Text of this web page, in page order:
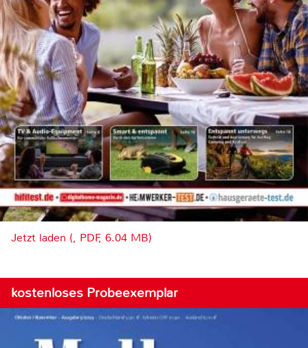
Jetzt laden (, PDF, 6.04 MB)
kostenloses Probeexemplar